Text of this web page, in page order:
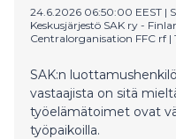
24.6.2026 06:50:00 EEST |
Keskusjärjestö SAK ry -
Centralorganisation FFC rf |
SAK:n
vastaajista on sitä
työelämätoimet ovat
työpaikoilla.